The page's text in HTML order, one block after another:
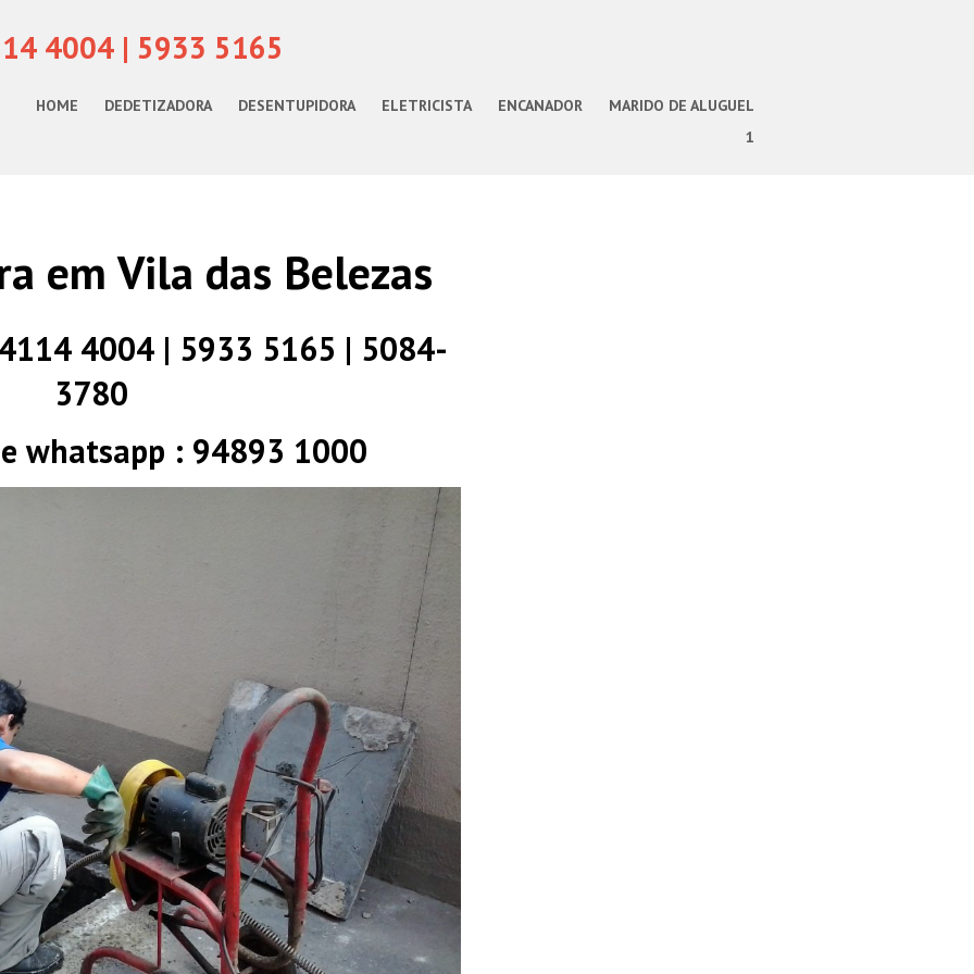
4004 | 5933 5165
HOME DEDETIZADORA DESENTUPIDORA ELETRICISTA ENCANADOR
MARIDO DE ALUGUEL
1
em Vila das Belezas
4004 | 5933 5165 | 5084-
3780
whatsapp : 94893 1000